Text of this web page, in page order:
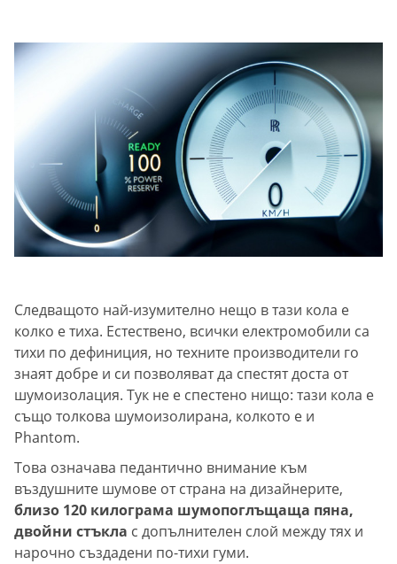
Следващото най-изумително нещо в тази кола е
колко е тиха. Естествено, всички електромобили са
тихи по дефиниция, но техните производители го
знаят добре и си позволяват да спестят доста от
шумоизолация. Тук не е спестено нищо: тази кола е
също толкова шумоизолирана, колкото е и
Phantom.
Това означава педантично внимание към
въздушните шумове от страна на дизайнерите,
близо 120 килограма шумопоглъщаща пяна,
двойни стъкла с допълнителен слой между тях и
нарочно създадени по-тихи гуми.